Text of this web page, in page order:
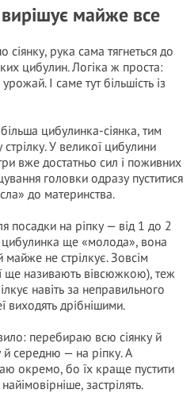
майже все
рука сама тягнеться до
цибулин. Логіка ж проста:
І саме тут більшість із
цибулинка-сіянка, тим
У великої цибулини
вже достатньо сил і поживних
головки одразу пуститися
до материнства.
посадки на ріпку — від 1 до 2
цибулинка ще «молода», вона
не стрілкує. Зовсім
ще називають вівсюжкою), теж
навіть за неправильного
виходять дрібнішими.
перебираю всю сіянку й
середню — на ріпку. А
окремо, бо їх краще пустити
застрілять.